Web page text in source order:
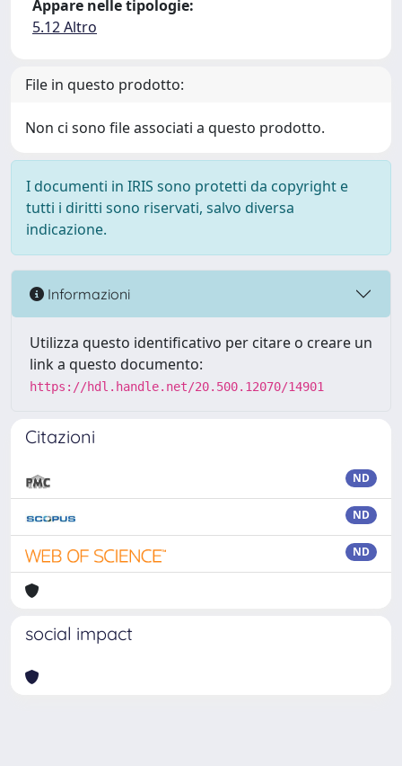
Appare nelle tipologie:
5.12 Altro
File in questo prodotto:
Non ci sono file associati a questo prodotto.
I documenti in IRIS sono protetti da copyright e
tutti i diritti sono riservati, salvo diversa
indicazione.
Informazioni
Utilizza questo identificativo per citare o creare un
link a questo documento:
https://hdl.handle.net/20.500.12070/14901
Citazioni
ND
ND
ND
social impact